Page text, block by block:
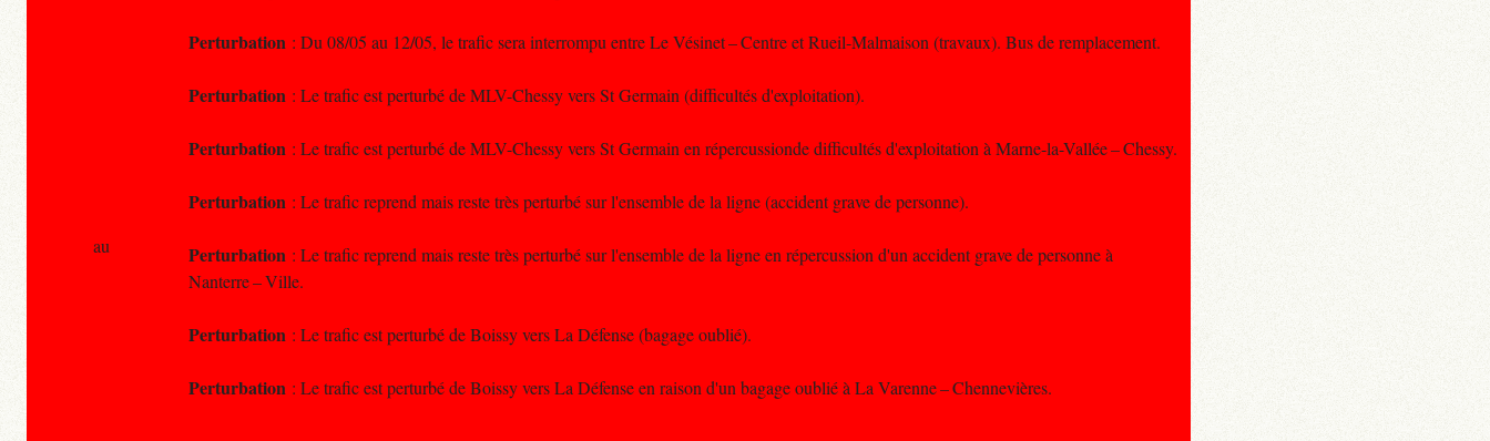
Perturbation : Du 08/05 au 12/05, le trafic sera interrompu entre Le Vésinet – Centre et Rueil-Malmaison (travaux). Bus de remplacement.
Perturbation : Le trafic est perturbé de MLV-Chessy vers St Germain (difficultés d'exploitation).
Perturbation : Le trafic est perturbé de MLV-Chessy vers St Germain en répercussionde difficultés d'exploitation à Marne-la-Vallée – Chessy.
Perturbation : Le trafic reprend mais reste très perturbé sur l'ensemble de la ligne (accident grave de personne).
Perturbation : Le trafic reprend mais reste très perturbé sur l'ensemble de la ligne en répercussion d'un accident grave de personne à
Nanterre – Ville.
Perturbation : Le trafic est perturbé de Boissy vers La Défense (bagage oublié).
Perturbation : Le trafic est perturbé de Boissy vers La Défense en raison d'un bagage oublié à La Varenne – Chennevières.
au